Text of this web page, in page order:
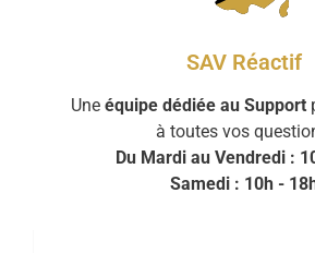
SAV Réactif
Une équipe dédiée au Support
à toutes vos
Du Mardi au Vendredi :
Samedi : 10h -